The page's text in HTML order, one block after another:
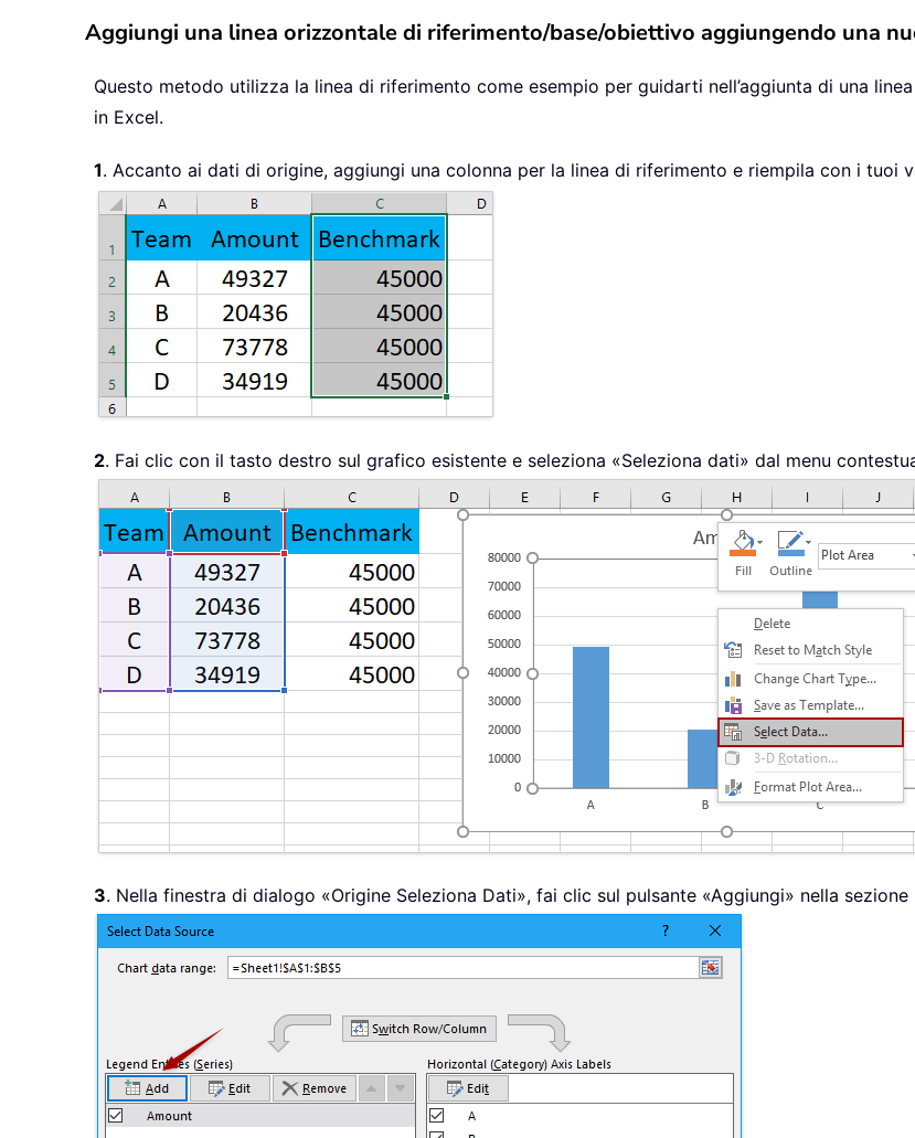
Aggiungi una linea orizzontale di riferimento/base/obiettivo aggiungendo una
Questo metodo utilizza la linea di riferimento come esempio per guidarti nell’aggiunta di una
in Excel.
1. Accanto ai dati di origine, aggiungi una colonna per la linea di riferimento e riempila con i tuoi
2. Fai clic con il tasto destro sul grafico esistente e seleziona «Seleziona dati» dal menu
3. Nella finestra di dialogo «Origine Seleziona Dati», fai clic sul pulsante «Aggiungi» nella